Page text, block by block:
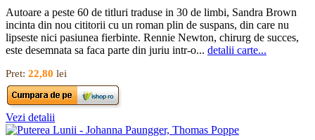
Autoare a peste 60 de titluri traduse in 30 de limbi, Sandra Brown
incinta din nou cititorii cu un roman plin de suspans, din care nu
lipseste nici pasiunea fierbinte. Rennie Newton, chirurg de succes,
este desemnata sa faca parte din juriu intr-o... detalii carte...
Pret: 22,80 lei
Vezi detalii